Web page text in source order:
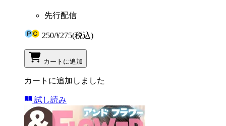
先行配信
250/¥275(税込)
カートに追加
カートに追加しました
試し読み